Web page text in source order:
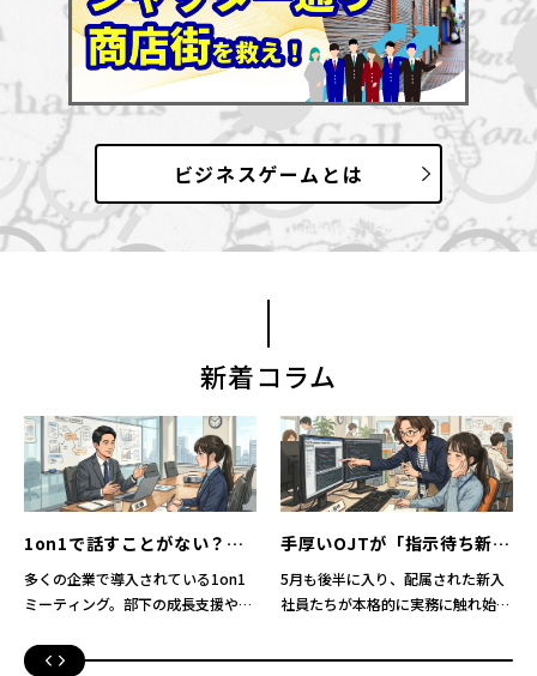
ビジネスゲームとは
新着コラム
1on1で話すことがない？部
下の沈黙を変える3つの質問
と改善例
多くの企業で導入されている1on1
ミーティング。部下の成長支援やエ
的に時間を設けている職場も多いの
手厚いOJTが「指示待ち新
人」を量産する不都合な真実
5月も後半に入り、配属された新入
社員たちが本格的に実務に触れ始め